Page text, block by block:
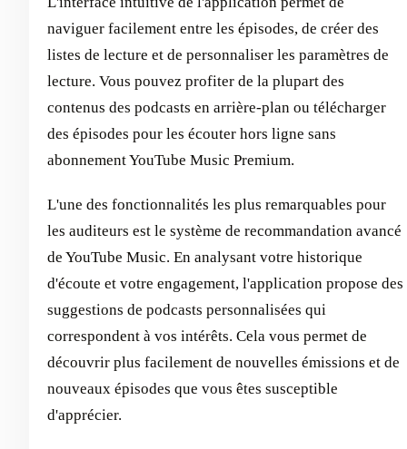
naviguer facilement entre les épisodes, de créer des
listes de lecture et de personnaliser les paramètres de
lecture. Vous pouvez profiter de la plupart des
contenus des podcasts en arrière-plan ou télécharger
des épisodes pour les écouter hors ligne sans
abonnement YouTube Music Premium.
L'une des fonctionnalités les plus remarquables pour
les auditeurs est le système de recommandation avancé
de YouTube Music. En analysant votre historique
d'écoute et votre engagement, l'application propose des
suggestions de podcasts personnalisées qui
correspondent à vos intérêts. Cela vous permet de
découvrir plus facilement de nouvelles émissions et de
nouveaux épisodes que vous êtes susceptible
d'apprécier.